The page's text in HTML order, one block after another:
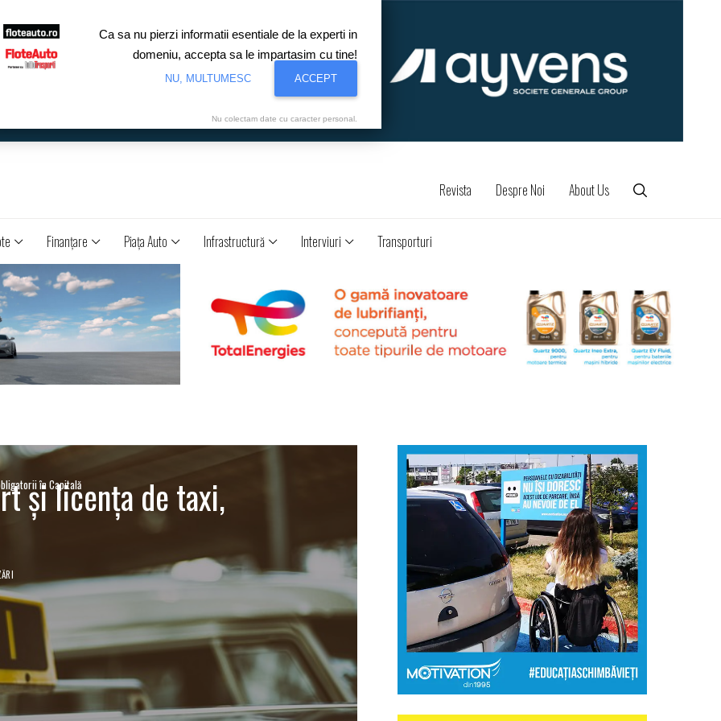
Revista Despre Noi About Us
Finanţare Piaţa Auto Infrastructură Interviuri Transporturi
în Capitală
şi licenţa de taxi,
Ca sa nu pierzi informatii esentiale de la experti in
domeniu, accepta sa le impartasim cu tine!
NU, MULTUMESC ACCEPT
Nu colectam date cu caracter personal.